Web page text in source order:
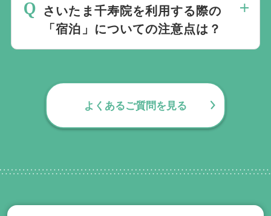
の手続きとお答えになる方が70パーセント
以上でして、お客様が日常にお戻りいただ
くまでの期間、回数の制限なく、当社の専
さいたま千寿院を利用する際の
「宿泊」についての注意点は？
が、さいたま千寿院では対応しておりませ
んのでご注意ください。
よくあるご質問を見る